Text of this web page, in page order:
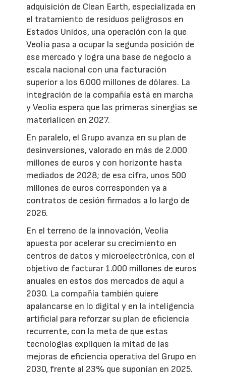
adquisición de Clean Earth, especializada en
el tratamiento de residuos peligrosos en
Estados Unidos, una operación con la que
Veolia pasa a ocupar la segunda posición de
ese mercado y logra una base de negocio a
escala nacional con una facturación
superior a los 6.000 millones de dólares. La
integración de la compañía está en marcha
y Veolia espera que las primeras sinergias se
materialicen en 2027.
En paralelo, el Grupo avanza en su plan de
desinversiones, valorado en más de 2.000
millones de euros y con horizonte hasta
mediados de 2028; de esa cifra, unos 500
millones de euros corresponden ya a
contratos de cesión firmados a lo largo de
2026.
En el terreno de la innovación, Veolia
apuesta por acelerar su crecimiento en
centros de datos y microelectrónica, con el
objetivo de facturar 1.000 millones de euros
anuales en estos dos mercados de aquí a
2030. La compañía también quiere
apalancarse en lo digital y en la inteligencia
artificial para reforzar su plan de eficiencia
recurrente, con la meta de que estas
tecnologías expliquen la mitad de las
mejoras de eficiencia operativa del Grupo en
2030, frente al 23% que suponían en 2025.